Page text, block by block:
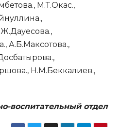
М.Т.Окас.,
А.Б.Максотова.,
Н.М.Беккалиев.,
воспитательный отдел